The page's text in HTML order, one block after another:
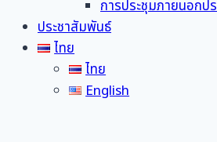
การประชุมภายนอกป
ประชาสัมพันธ์
ไทย
ไทย
English